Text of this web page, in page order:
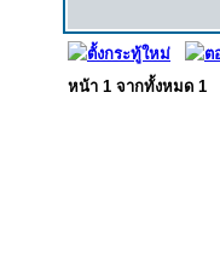
หน้า 1 จากทั้งหมด 1